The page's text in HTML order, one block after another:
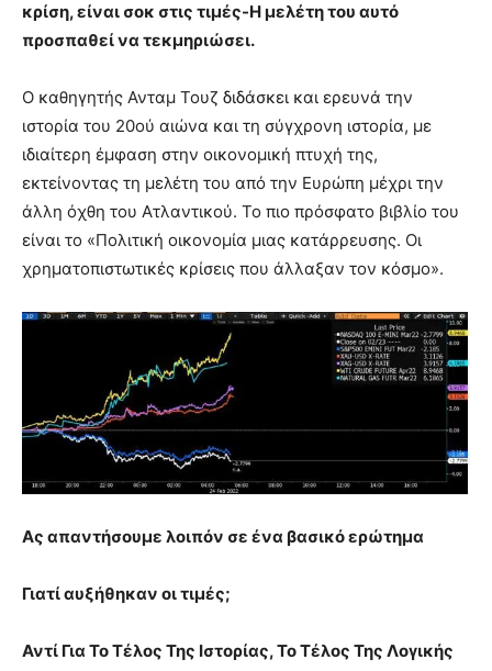
κρίση, είναι σοκ στις τιμές-Η μελέτη του αυτό
προσπαθεί να τεκμηριώσει.
Ο καθηγητής Ανταμ Τουζ διδάσκει και ερευνά την
ιστορία του 20ού αιώνα και τη σύγχρονη ιστορία, με
ιδιαίτερη έμφαση στην οικονομική πτυχή της,
εκτείνοντας τη μελέτη του από την Ευρώπη μέχρι την
άλλη όχθη του Ατλαντικού. Το πιο πρόσφατο βιβλίο του
είναι το «Πολιτική οικονομία μιας κατάρρευσης. Οι
χρηματοπιστωτικές κρίσεις που άλλαξαν τον κόσμο».
Ας απαντήσουμε λοιπόν σε ένα βασικό ερώτημα
Γιατί αυξήθηκαν οι τιμές;
Αντί Για Το Τέλος Της Ιστορίας, Το Τέλος Της Λογικής